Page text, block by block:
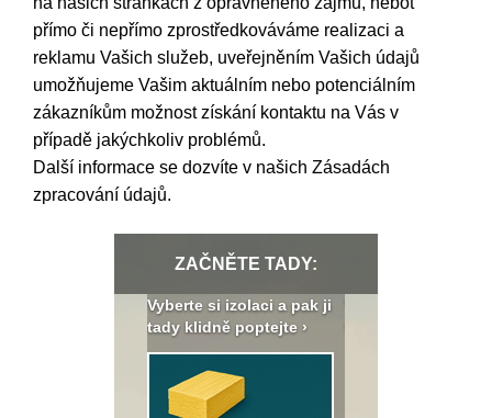
přímo či nepřímo zprostředkováváme realizaci a
reklamu Vašich služeb, uveřejněním Vašich údajů
umožňujeme Vašim aktuálním nebo potenciálním
zákazníkům možnost získání kontaktu na Vás v
případě jakýchkoliv problémů.
Další informace se dozvíte v našich Zásadách
zpracování údajů.
ZAČNĚTE TADY:
Vyberte si izolaci a pak ji
tady klidně poptejte ›